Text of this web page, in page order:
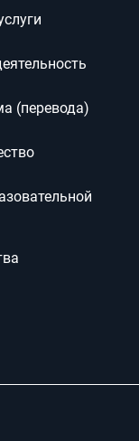
(перевода)